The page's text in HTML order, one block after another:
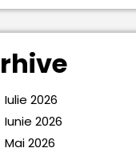
Iulie 2026
Iunie 2026
Mai 2026